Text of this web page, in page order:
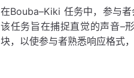
在Bouba–Kiki 任务中，参与
该任务旨在捕捉直觉的声音–
块，以使参与者熟悉响应格式